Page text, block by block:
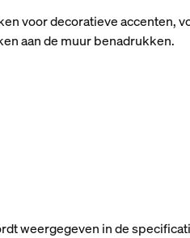
voor decoratieve accenten,
aan de muur benadrukken.
weergegeven in de